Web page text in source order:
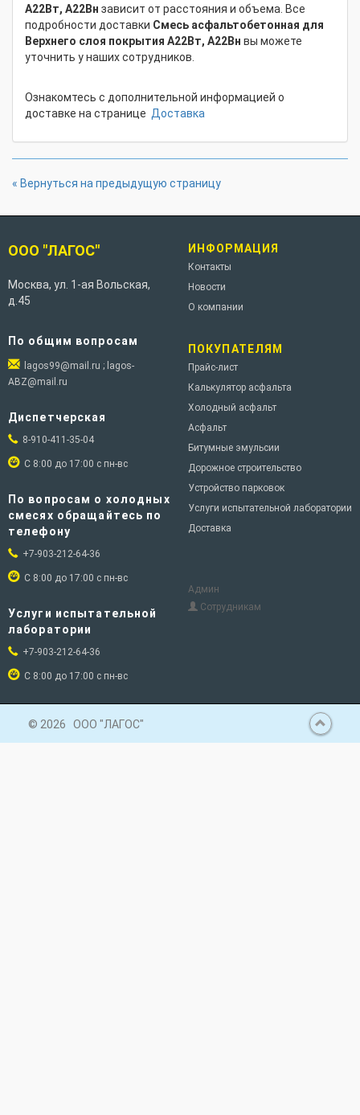
А22Вт, А22Вн зависит от расстояния и объема. Все
подробности доставки Смесь асфальтобетонная для
Верхнего слоя покрытия А22Вт, А22Вн вы можете
уточнить у наших сотрудников.
Ознакомтесь с дополнительной информацией о
доставке на странице Доставка
« Вернуться на предыдущую страницу
ООО "ЛАГОС"
Москва, ул. 1-ая Вольская,
д.45
По общим вопросам
lagos99@mail.ru ; lagos-
ABZ@mail.ru
Диспетчерская
8-910-411-35-04
С 8:00 до 17:00 с пн-вс
По вопросам о холодных
смесях обращайтесь по
телефону
+7-903-212-64-36
С 8:00 до 17:00 с пн-вс
Услуги испытательной
лаборатории
+7-903-212-64-36
С 8:00 до 17:00 с пн-вс
ИНФОРМАЦИЯ
Контакты
Новости
О компании
ПОКУПАТЕЛЯМ
Прайс-лист
Калькулятор асфальта
Холодный асфальт
Асфальт
Битумные эмульсии
Дорожное строительство
Устройство парковок
Услуги испытательной лаборатории
Доставка
Админ
Сотрудникам
© 2026 ООО "ЛАГОС"